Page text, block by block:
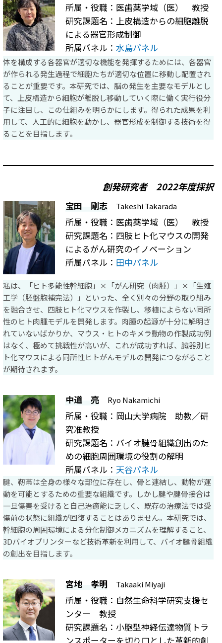
所属・役職：医歯薬学域（医） 教授
研究課題名：上皮構造からの細胞離脱
による器官形成制御
所属パネル： 水島パネル
体を構成する各器官が適切な機能を発揮するためには、各器官
が作られる発生過程で細胞たちが適切な位置に移動し配置され
ることが重要です。本研究では、脳の発生を主要なモデルとし
て、上皮構造から細胞が離脱し移動していく際に働く実行役分
子に注目し、この仕組みを明らかにします。得られた成果を利
用して、人工的に細胞を動かし、器官形成を制御する技術を得
ることを目指します。
創発研究者 2022年度採択
宝田 剛志 Takeshi Takarada
所属・役職：医歯薬学域（医） 教授
研究課題名：四肢ヒト化マウスの開発
によるがん研究のイノベーション
所属パネル： 田中パネル
私は、「ヒト多能性幹細胞」×「がん研究（肉腫）」×「生殖
工学（胚盤胞補完法）」といった、全く別々の分野の取り組み
を融合させ、四肢ヒト化マウスを作製し、移植によらない同所
性のヒト肉腫モデルを開発します。肉腫の起源が十分に解明さ
れていないばかりか、マウス・ヒトのキメラ動物の作製成功例
はなく、極めて挑戦性が高いが、これが成功すれば、臓器別ヒ
ト化マウスによる同所性ヒトがんモデルの開発につながること
が期待されます。
中道 亮 Ryo Nakamichi
所属・役職：岡山大学病院 助教／研
究准教授
研究課題名：バイオ腱骨組織創出のた
めの細胞周囲環境の役割の解明
所属パネル： 天谷パネル
腱、靭帯は全身の様々な部位に存在し、骨と連結し、動物が運
動を可能とするための重要な組織です。しかし腱や腱骨接合は
一旦傷害を受けると自己治癒能に乏しく、既存の治療法では受
傷前の状態に組織が回復することはありません。本研究では、
幹細胞の周囲環境による分化制御メカニズムを理解すること、
3Dバイオプリンターなど技術革新を利用して、バイオ腱骨組織
の創出を目指します。
宮地 孝明 Takaaki Miyaji
所属・役職：自然生命科学研究支援セ
ンター 教授
研究課題名：小胞型神経伝達物質トラ
ンスポーターを切り口とした革新的創